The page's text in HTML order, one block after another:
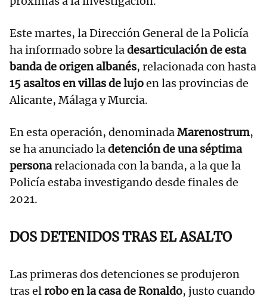
Este martes, la Dirección General de la Policía
ha informado sobre ladesarticulación de esta
banda de origen albanés, relacionada con hasta
15 asaltos en villas de lujoen las provincias de
Alicante, Málaga y Murcia.
En esta operación, denominadaMarenostrum,
se ha anunciado ladetención de una séptima
personarelacionada con la banda, a la que la
Policía estaba investigando desde finales de
2021.
DOS DETENIDOS TRAS EL ASALTO
Las primeras dos detenciones se produjeron
tras elrobo en la casa de Ronaldo, justo cuando